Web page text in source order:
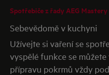
Spotřebiče z řady AEG Mastery
Sebevědomě v kuchyni
Užívejte si vaření se
vyspělé funkce se
přípravu pokrmů vždy